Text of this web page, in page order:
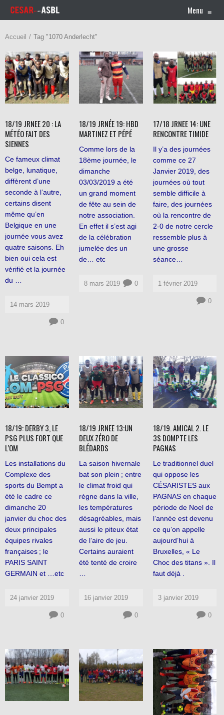
Menu ≡
Accueil Tag "1070 Anderlecht"
18/19 JRNEE 20 : LA
MÉTÉO FAIT DES
SIENNES
Ce fameux climat
belge, lunatique,
diffèrent d’une
seconde à l’autre,
certains disent
même qu’en
Belgique en une
journée vous avez
quatre saisons. Eh
bien oui cela est
vérifié et la journée
du …
14 mars 2019
0
18/19 JRNÉE 19: HBD
MARTINEZ ET PÉPÉ
Comme lors de la
18ème journée, le
dimanche
03/03/2019 a été
un grand moment
de fête au sein de
notre association.
En effet il s’est agi
de la célébration
jumelée des un
de… etc
8 mars 2019 0
17/18 JRNEE 14: UNE
RENCONTRE TIMIDE
Il y’a des journées
comme ce 27
Janvier 2019, des
journées où tout
semble difficile à
faire, des journées
où la rencontre de
2-0 de notre cercle
ressemble plus à
une grosse
séance…
1 février 2019
0
18/19: DERBY 3, LE
PSG PLUS FORT QUE
L’OM
Les installations du
Complexe des
sports du Bempt a
été le cadre ce
dimanche 20
janvier du choc des
deux principales
équipes rivales
françaises ; le
PARIS SAINT
GERMAIN et …etc
24 janvier 2019
0
18/19 JRNEE 13:UN
DEUX ZÉRO DE
BLÉDARDS
La saison hivernale
bat son plein ; entre
le climat froid qui
règne dans la ville,
les températures
désagréables, mais
aussi le piteux état
de l’aire de jeu.
Certains auraient
été tenté de croire
…
16 janvier 2019
0
18/19. AMICAL 2. LE
3S DOMPTE LES
PAGNAS
Le traditionnel duel
qui oppose les
CÉSARISTES aux
PAGNAS en chaque
période de Noel de
l’année est devenu
ce qu’on appelle
aujourd’hui à
Bruxelles, « Le
Choc des titans ». Il
faut déjà .
3 janvier 2019
0